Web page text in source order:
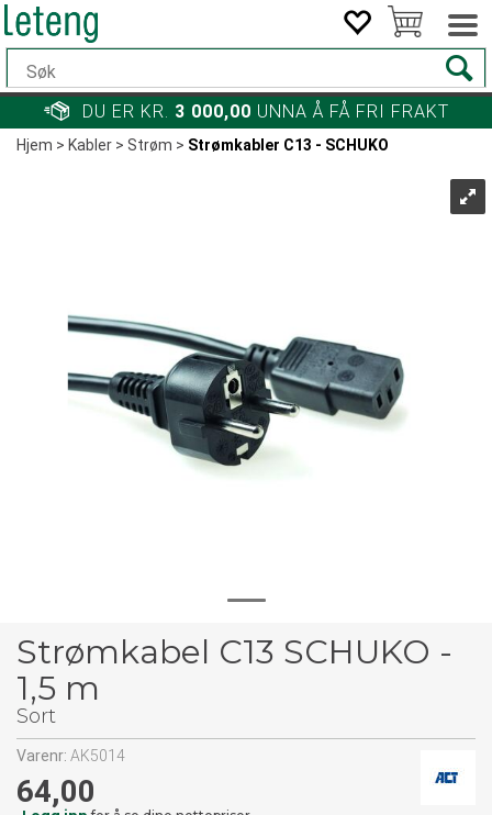
DU ER KR. 3 000,00 UNNA Å FÅ FRI FRAKT
Hjem>Kabler>Strøm>Strømkabler C13 - SCHUKO
Strømkabel C13 SCHUKO -
1,5 m
Sort
Varenr: AK5014
64,00